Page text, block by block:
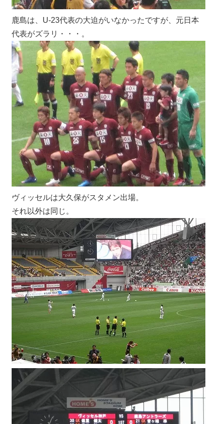
鹿島は、U-23代表の大迫がいなかったですが、元日本
代表がズラリ・・・。
ヴィッセルは大久保がスタメン出場。
それ以外は同じ。